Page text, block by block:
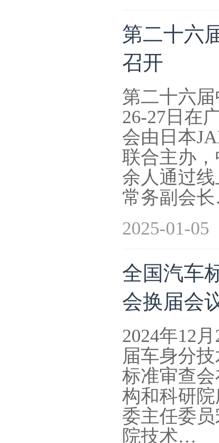
第二十六
召开
第二十六
26-27日在
会由日本
联合主办
余人通过
常务副会
2025-01-05
全国汽车
会换届会
2024年12
届车身分
标准审查
构和科研
委主任委
院技术…